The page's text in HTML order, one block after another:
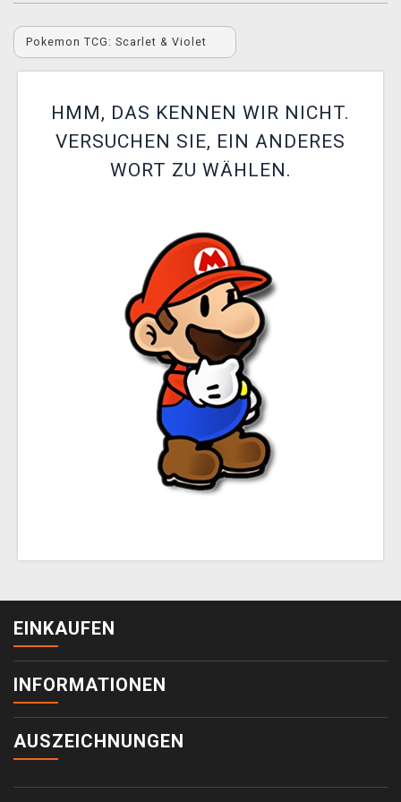
Pokemon TCG: Scarlet & Violet
HMM, DAS KENNEN WIR NICHT.
VERSUCHEN SIE, EIN ANDERES
WORT ZU WÄHLEN.
EINKAUFEN
INFORMATIONEN
AUSZEICHNUNGEN